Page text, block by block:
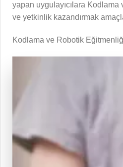
yapan uygulayıcılara
ve yetkinlik kazandırmak
Kodlama ve Robotik